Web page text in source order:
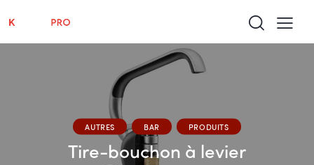
AUTRES BAR PRODUITS
Tire-bouchon à levier